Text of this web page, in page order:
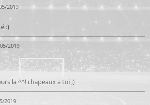
2019
:)
2019
la ^^! chapeaux a toi ;)
2019